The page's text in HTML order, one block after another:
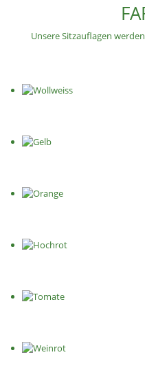
Unsere Sitzauflagen